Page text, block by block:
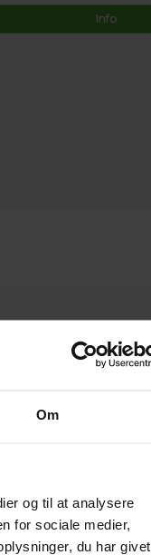
Om
og til at analysere
for sociale medier,
du har givet
Info
DKK